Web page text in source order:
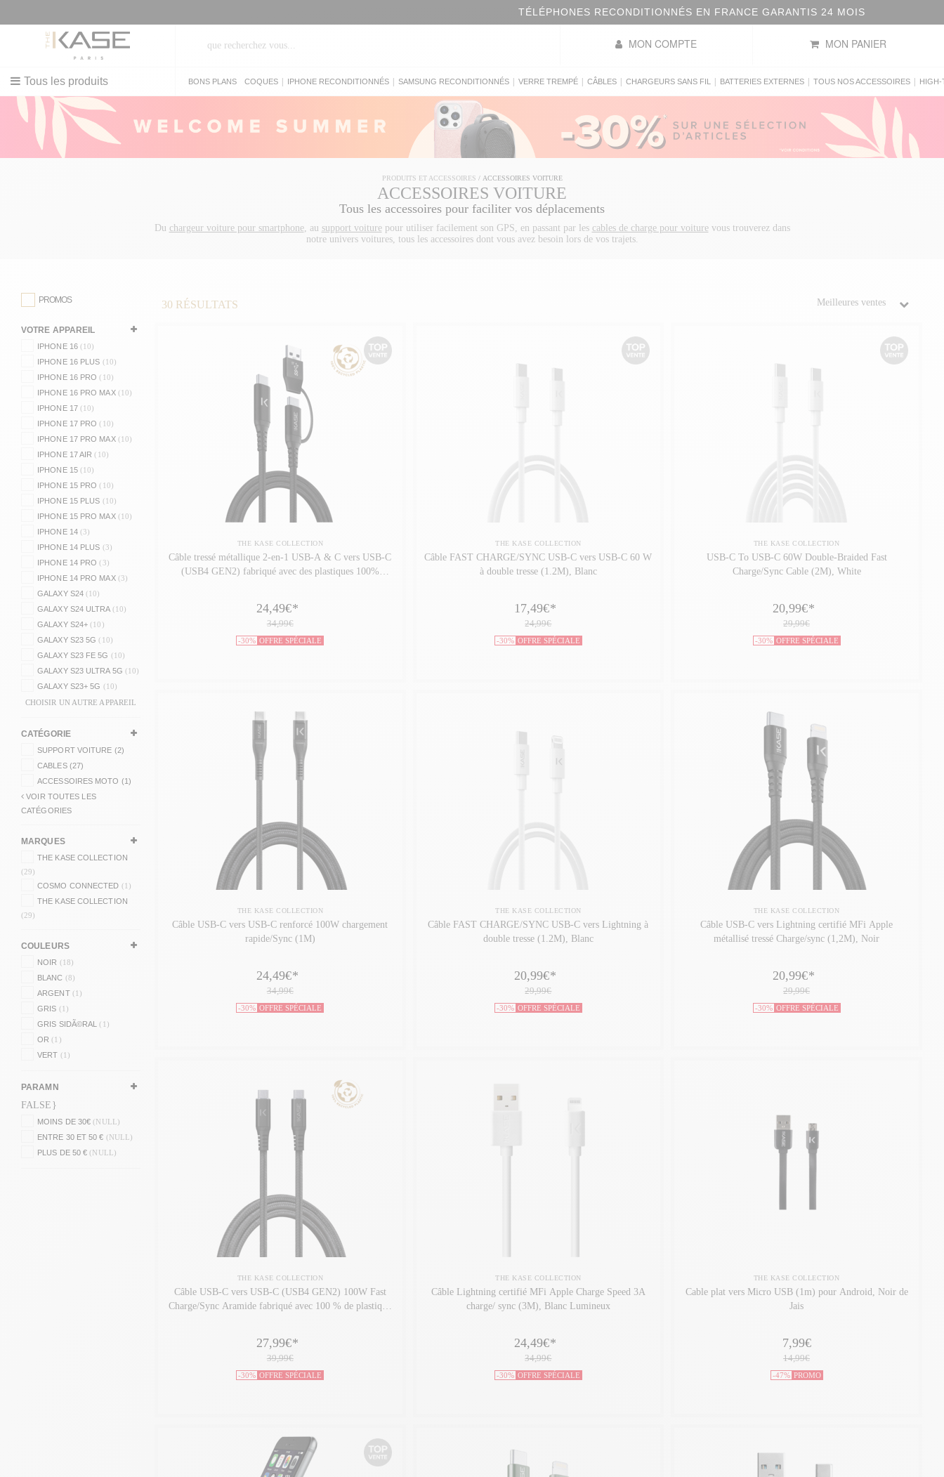
TÉLÉPHONES RECONDITIONNÉS EN FRANCE GARANTIS 24 MOIS
Tous les produits
MON COMPTE MON PANIER
BONS PLANS COQUES IPHONE RECONDITIONNÉS SAMSUNG RECONDITIONNÉS VERRE TREMPÉ CÂBLES CHARGEURS SANS FIL BATTERIES EXTERNES TOUS NOS ACCESSOIRES HIGH-
PRODUITS ET ACCESSOIRES / ACCESSOIRES VOITURE
ACCESSOIRES VOITURE
Tous les accessoires pour faciliter vos déplacements
Du chargeur voiture pour smartphone, au support voiture pour utiliser facilement son GPS, en passant par les cables de charge pour voiturevous trouverez dans
notre univers voitures, tous les accessoires dont vous avez besoin lors de vos trajets.
PROMOS
VOTRE APPAREIL
IPHONE 16 (10)
IPHONE 16 PLUS (10)
IPHONE 16 PRO(10)
IPHONE 16 PRO MAX (10)
IPHONE 17 (10)
IPHONE 17 PRO(10)
IPHONE 17 PRO MAX (10)
IPHONE 17 AIR(10)
IPHONE 15 (10)
IPHONE 15 PRO(10)
IPHONE 15 PLUS (10)
IPHONE 15 PRO MAX (10)
IPHONE 14 (3)
IPHONE 14 PLUS (3)
IPHONE 14 PRO(3)
IPHONE 14 PRO MAX (3)
GALAXY S24(10)
GALAXY S24 ULTRA (10)
GALAXY S24+(10)
GALAXY S23 5G(10)
GALAXY S23 FE 5G (10)
GALAXY S23 ULTRA 5G (10)
GALAXY S23+ 5G (10)
CHOISIR UN AUTRE APPAREIL
CATÉGORIE
SUPPORT VOITURE (2)
CABLES (27)
ACCESSOIRES MOTO (1)
VOIR TOUTES LES
CATÉGORIES
MARQUES
THE KASE COLLECTION
(29)
COSMO CONNECTED (1)
THE KASE COLLECTION
(29)
COULEURS
NOIR (18)
BLANC (8)
ARGENT (1)
GRIS (1)
GRIS SIDÃ©RAL(1)
OR(1)
VERT (1)
PARAMN
FALSE}
MOINS DE 30€(NULL)
ENTRE 30 ET 50 € (NULL)
PLUS DE 50 €(NULL)
30 RÉSULTATS
THE KASE COLLECTION
Câble tressé métallique 2-en-1 USB-A & C vers USB-C
(USB4 GEN2) fabriqué avec des plastiques 100%
24,49€*
34,99€
-30% OFFRE SPÉCIALE
THE KASE COLLECTION
Câble FAST CHARGE/SYNC USB-C vers USB-C 60 W
à double tresse (1.2M), Blanc
17,49€*
24,99€
-30% OFFRE SPÉCIALE
THE KASE COLLECTION
USB-C To USB-C 60W Double-Braided Fast
Charge/Sync Cable (2M), White
20,99€*
29,99€
-30% OFFRE SPÉCIALE
THE KASE COLLECTION
Câble USB-C vers USB-C renforcé 100W chargement
rapide/Sync (1M)
24,49€*
34,99€
-30% OFFRE SPÉCIALE
THE KASE COLLECTION
Câble FAST CHARGE/SYNC USB-C vers Lightning à
double tresse (1.2M), Blanc
20,99€*
29,99€
-30% OFFRE SPÉCIALE
THE KASE COLLECTION
Câble USB-C vers Lightning certifié MFi Apple
métallisé tressé Charge/sync (1,2M), Noir
20,99€*
29,99€
-30% OFFRE SPÉCIALE
THE KASE COLLECTION
Câble USB-C vers USB-C (USB4 GEN2) 100W Fast
Charge/Sync Aramide fabriqué avec 100 % de plastique
27,99€*
39,99€
-30% OFFRE SPÉCIALE
THE KASE COLLECTION
Câble Lightning certifié MFi Apple Charge Speed 3A
charge/ sync (3M), Blanc Lumineux
24,49€*
34,99€
-30% OFFRE SPÉCIALE
THE KASE COLLECTION
Cable plat vers Micro USB (1m) pour Android, Noir de
Jais
7,99€
14,99€
-47% PROMO